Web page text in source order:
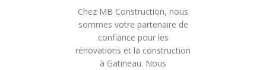
Chez MB Construction, nous
sommes votre partenaire de
confiance pour les
rénovations et la construction
à Gatineau. Nous